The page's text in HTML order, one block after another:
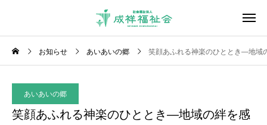
お知らせ あいあいの郷 笑顔あふれる神楽のひととき―地域
あいあいの郷
笑顔あふれる神楽のひととき―地域の絆を感